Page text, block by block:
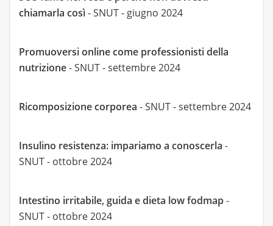
chiamarla così- SNUT - giugno 2024
Promuoversi online come professionisti della
nutrizione- SNUT - settembre 2024
Ricomposizione corporea - SNUT - settembre 2024
Insulino resistenza: impariamo a conoscerla -
SNUT - ottobre 2024
Intestino irritabile, guida e dieta low fodmap-
SNUT - ottobre 2024